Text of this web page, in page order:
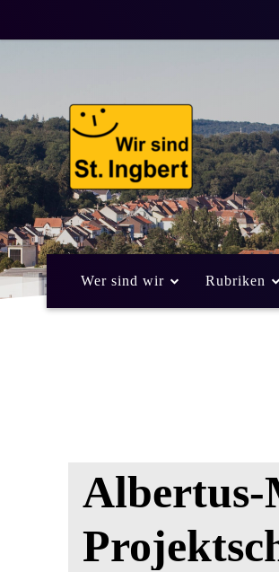
Wer sind wir Rubriken
Albertus-